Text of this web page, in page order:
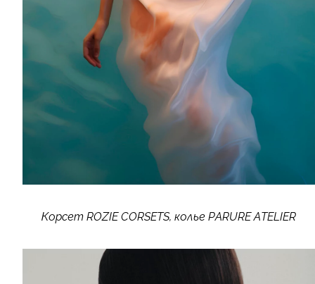
Корсет ROZIE CORSETS, колье PARURE ATELIER